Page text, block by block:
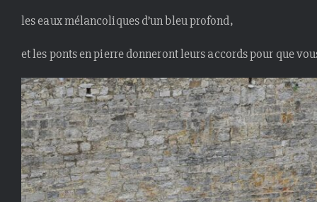
les eaux mélancoliques d’un bleu profond,
et les ponts en pierre donneront leurs accords pour que